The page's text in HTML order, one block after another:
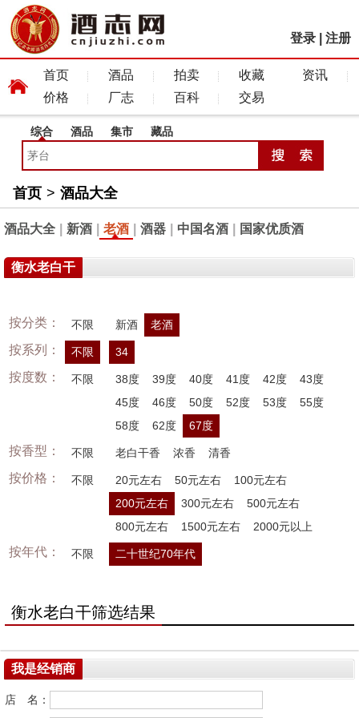
登录 注册
首页 酒品 拍卖 收藏
资讯
价格
厂志 百科 交易
综合 酒品 集市 藏品
首页 > 酒品大全
酒品大全 新酒 老酒 酒器 中国名酒 国家优质酒
衡水老白干
按分类： 不限 新酒 老酒
按系列： 不限 34
按度数： 不限 38度 39度 40度 41度 42度
43度
45度
46度 50度 52度 53度
55度
58度
62度 67度
按香型： 不限 老白干香 浓香 清香
按价格： 不限 20元左右 50元左右
100元左右
200元左右
300元左右
500元左右
800元左右
1500元左右 2000元以上
按年代： 不限 二十世纪70年代
衡水老白干筛选结果
我是经销商
店 名：